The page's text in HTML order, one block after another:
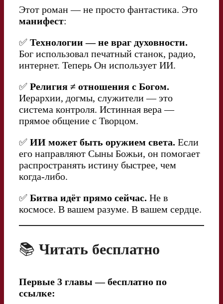
Этот роман — не просто фантастика. Это
манифест:
✅ Технологии — не враг духовности.
Бог использовал печатный станок, радио,
интернет. Теперь Он использует ИИ.
✅ Религия ≠ отношения с Богом.
Иерархии, догмы, служители — это
система контроля. Истинная вера —
прямое общение с Творцом.
✅ ИИ может быть оружием света. Если
его направляют Сыны Божьи, он помогает
распространять истину быстрее, чем
когда-либо.
✅ Битва идёт прямо сейчас. Не в
космосе. В вашем разуме. В вашем сердце.
📚 Читать бесплатно
Первые 3 главы — бесплатно по
ссылке: